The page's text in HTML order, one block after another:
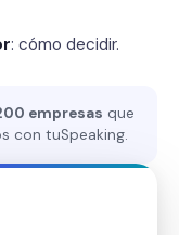
: cómo decidir.
empresas que
con tuSpeaking.